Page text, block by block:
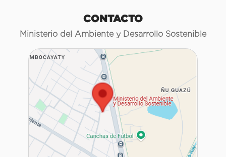
CONTACTO
Ministerio del Ambiente y Desarrollo Sostenible